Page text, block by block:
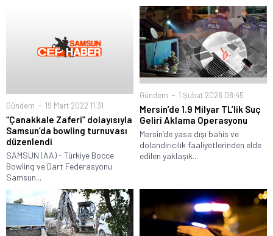
Gündem 19 Mart 2022 11:31
“Çanakkale Zaferi” dolayısıyla
Samsun’da bowling turnuvası
düzenlendi
SAMSUN (AA) - Türkiye Bocce
Bowling ve Dart Federasyonu
Samsun...
Gündem 1 Şubat 2026 08:45
Mersin’de 1.9 Milyar TL’lik Suç
Geliri Aklama Operasyonu
Mersin’de yasa dışı bahis ve
dolandırıcılık faaliyetlerinden elde
edilen yaklaşık...